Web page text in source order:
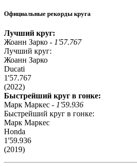
Официальные рекорды круга
Лучший круг:
Жоанн Зарко - 1'57.767
Лучший круг:
Жоанн Зарко
Ducati
1'57.767
(2022)
Быстрейший круг в гонке:
Марк Маркес - 1'59.936
Быстрейший круг в гонке:
Марк Маркес
Honda
1'59.936
(2019)